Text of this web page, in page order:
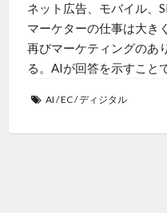
ネット広告、モバイル、
マーケターの仕事は大き
再びマーケティングのあ
る。AIが回答を示すこと
AI /EC/ディジタル